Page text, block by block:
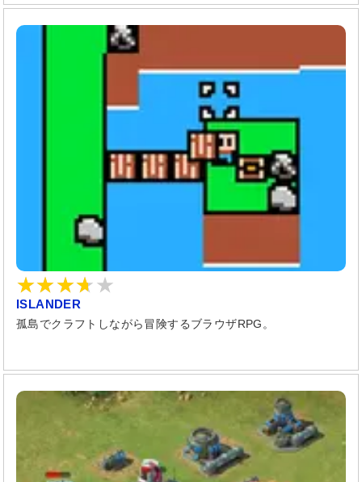
ISLANDER
孤島でクラフトしながら冒険するブラウザRPG。